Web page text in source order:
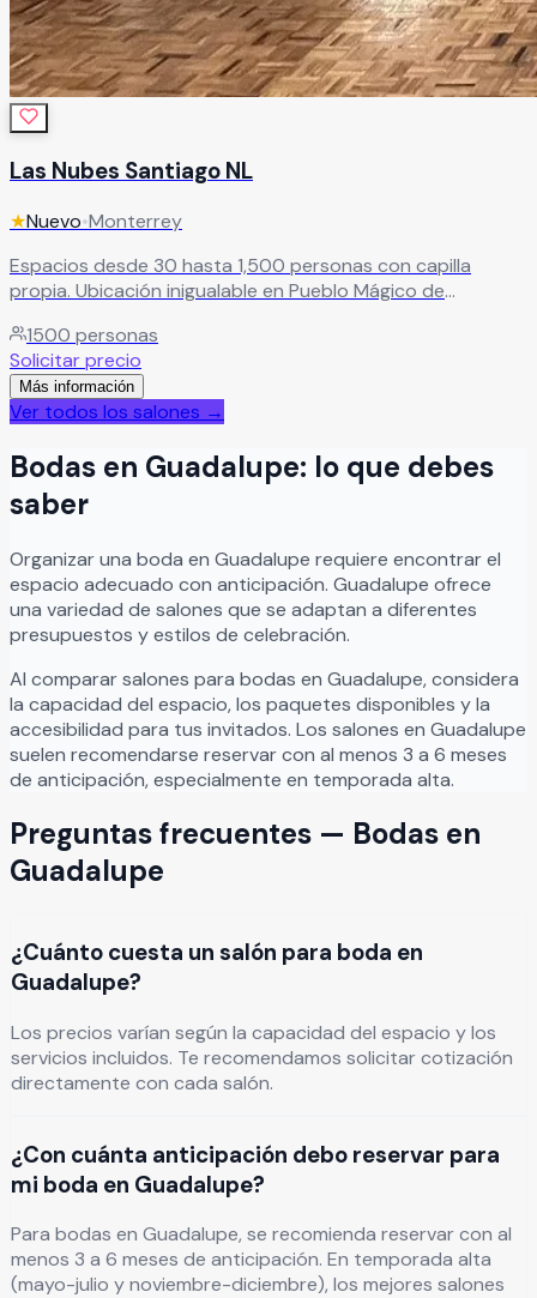
Las Nubes Santiago NL
★Nuevo•Monterrey
Espacios desde 30 hasta 1,500 personas con capilla
propia. Ubicación inigualable en Pueblo Mágico de
reconocida en la región.
1500 personas
Solicitar precio
Más información
Ver todos los salones →
Bodas en Guadalupe: lo que debes
saber
Organizaruna boda en Guadalupe requiere encontrar el
espacio adecuado con anticipación. Guadalupe ofrece
una variedad de salones que se adaptan a diferentes
presupuestos y estilos de celebración.
Al comparar salones para bodas en Guadalupe, considera
la capacidad del espacio, los paquetes disponibles y la
accesibilidad para tus invitados. Los salones en Guadalupe
suelen recomendarse reservar con al menos 3 a 6 meses
de anticipación, especialmente en temporada alta.
Preguntas frecuentes — Bodas en
Guadalupe
¿Cuánto cuesta un salón para boda en
Guadalupe?
Los precios varían según la capacidad del espacio y los
servicios incluidos. Te recomendamos solicitar cotización
directamente con cada salón.
¿Con cuánta anticipación debo reservar para
mi boda en Guadalupe?
Para bodas en Guadalupe, se recomienda reservar con al
menos 3 a 6 meses de anticipación. En temporada alta
(mayo-julio y noviembre-diciembre), los mejores salones